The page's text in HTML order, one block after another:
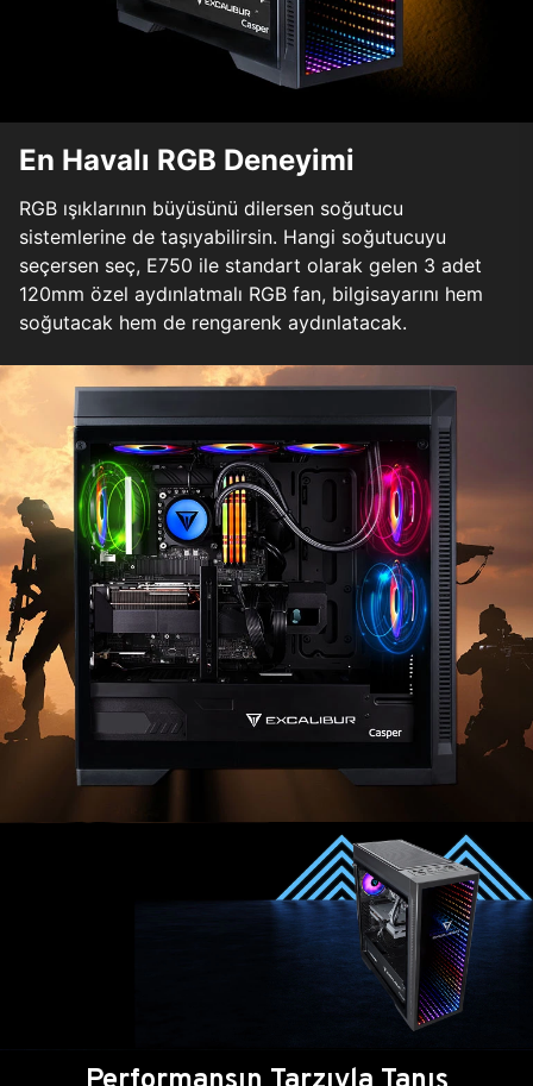
En Havalı RGB Deneyimi
RGB ışıklarının büyüsünü dilersen soğutucu
sistemlerine de taşıyabilirsin. Hangi soğutucuyu
seçersen seç, E750 ile standart olarak gelen 3 adet
120mm özel aydınlatmalı RGB fan, bilgisayarını hem
soğutacak hem de rengarenk aydınlatacak.
Performansın Tarzıyla Tanış